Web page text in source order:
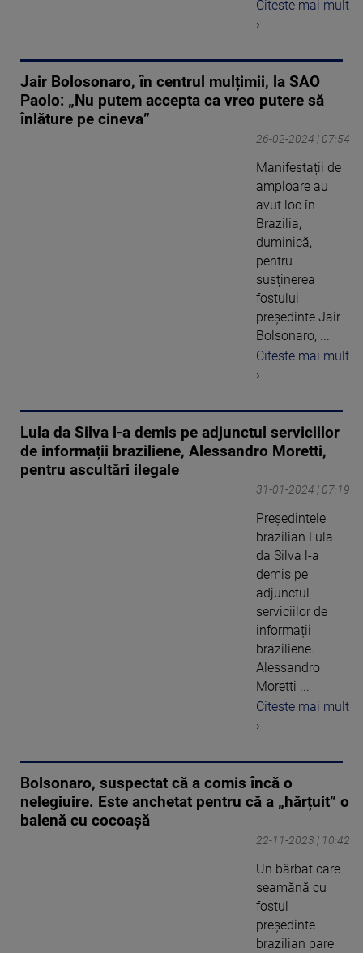
Citeste mai mult
›
Jair Bolosonaro, în centrul mulțimii, la SAO
Paolo: „Nu putem accepta ca vreo putere să
înlăture pe cineva”
26-02-2024 | 07:54
Manifestații de
amploare au
avut loc în
Brazilia,
duminică,
pentru
susținerea
fostului
președinte Jair
Bolsonaro, ...
Citeste mai mult
›
Lula da Silva l-a demis pe adjunctul serviciilor
de informații braziliene, Alessandro Moretti,
pentru ascultări ilegale
31-01-2024 | 07:19
Preşedintele
brazilian Lula
da Silva l-a
demis pe
adjunctul
serviciilor de
informații
braziliene.
Alessandro
Moretti ...
Citeste mai mult
›
Bolsonaro, suspectat că a comis încă o
nelegiuire. Este anchetat pentru că a „hărțuit” o
balenă cu cocoașă
22-11-2023 | 10:42
Un bărbat care
seamănă cu
fostul
președinte
brazilian pare